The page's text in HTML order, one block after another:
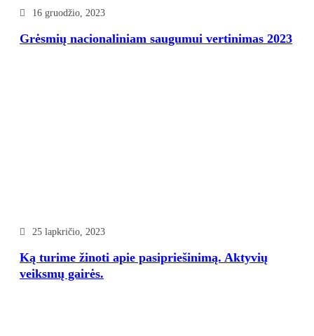
16 gruodžio, 2023
Grėsmių nacionaliniam saugumui vertinimas 2023
25 lapkričio, 2023
Ką turime žinoti apie pasipriešinimą. Aktyvių
veiksmų gairės.